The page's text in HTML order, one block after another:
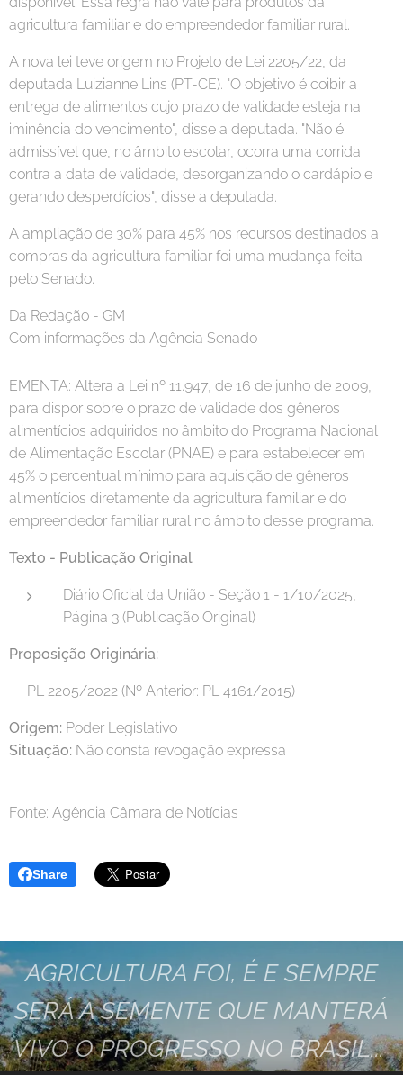
agricultura familiar e do empreendedor familiar rural.
A nova lei teve origem no Projeto de Lei 2205/22, da
deputada Luizianne Lins (PT-CE). "O objetivo é coibir a
entrega de alimentos cujo prazo de validade esteja na
iminência do vencimento", disse a deputada. "Não é
admissível que, no âmbito escolar, ocorra uma corrida
contra a data de validade, desorganizando o cardápio e
gerando desperdícios", disse a deputada.
A ampliação de 30% para 45% nos recursos destinados a
compras da agricultura familiar foi uma mudança feita
pelo Senado.
Da Redação - GM
Com informações da Agência Senado
EMENTA: Altera a Lei nº 11.947, de 16 de junho de 2009,
para dispor sobre o prazo de validade dos gêneros
alimentícios adquiridos no âmbito do Programa Nacional
de Alimentação Escolar (PNAE) e para estabelecer em
45% o percentual mínimo para aquisição de gêneros
alimentícios diretamente da agricultura familiar e do
empreendedor familiar rural no âmbito desse programa.
Texto - Publicação Original
Diário Oficial da União - Seção 1 - 1/10/2025,
Página 3 (Publicação Original)
Proposição Originária:
PL 2205/2022 (Nº Anterior: PL 4161/2015)
Origem: Poder Legislativo
Situação: Não consta revogação expressa
Fonte: Agência Câmara de Notícias
Share
AGRICULTURA FOI, É E SEMPRE
SERÁ A SEMENTE QUE MANTERÁ
VIVO O PROGRESSO NO BRASIL...